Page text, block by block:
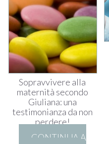
Sopravvivere alla
maternità secondo
Giuliana: una
testimonianza da non
perdere!
CONTINUA A